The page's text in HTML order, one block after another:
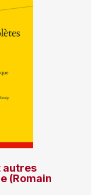
autres
(Romain